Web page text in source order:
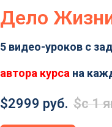
Дело
5 видео-уроков с
автора курса на
$2999 руб. $с 1